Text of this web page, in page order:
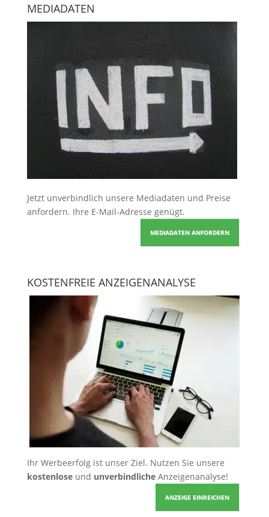
MEDIADATEN
Jetzt unverbindlich unsere Mediadaten und Preise
anfordern. Ihre E-Mail-Adresse genügt.
MEDIADATEN ANFORDERN
KOSTENFREIE ANZEIGENANALYSE
Ihr Werbeerfolg ist unser Ziel. Nutzen Sie unsere
kostenloseund unverbindlicheAnzeigenanalyse!
ANZEIGE EINREICHEN